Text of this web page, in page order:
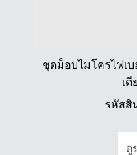
ชุดม็อบไมโครไฟเบ
เดี
รหัสสิ
ดู